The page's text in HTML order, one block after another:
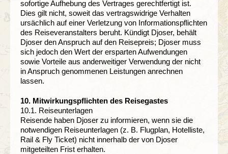
sofortige Aufhebung des Vertrages gerechtfertigt ist.
Dies gilt nicht, soweit das vertragswidrige Verhalten
ursächlich auf einer Verletzung von Informationspflichten
des Reiseveranstalters beruht. Kündigt Djoser, behält
Djoser den Anspruch auf den Reisepreis; Djoser muss
sich jedoch den Wert der ersparten Aufwendungen
sowie Vorteile aus anderweitiger Verwendung der nicht
in Anspruch genommenen Leistungen anrechnen
lassen.
10. Mitwirkungspflichten des Reisegastes
10.1. Reiseunterlagen
Reisende haben Djoser zu informieren, wenn sie die
notwendigen Reiseunterlagen (z. B. Flugplan, Hotelliste,
Rail & Fly Ticket) nicht innerhalb der von Djoser
mitgeteilten Frist erhalten.